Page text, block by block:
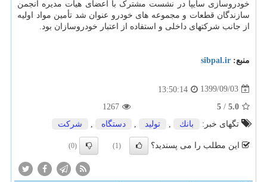
خودروسازی سایپا در نشست مشترک با اعضای هیأت مدیره انجمن
سازندگان قطعات و مجموعه های خودرو عنوان شد تأمین مواد اولیه
از جانب شرکتهای داخلی و استفاده از اعتبار خودروسازان بود.
منبع: sibpal.ir
1399/09/03
13:50:14
5.0
/
5
1267
تگهای خبر:
بانك تولید دستگاه شركت
این مطلب را می پسندید؟ (1)
(0)